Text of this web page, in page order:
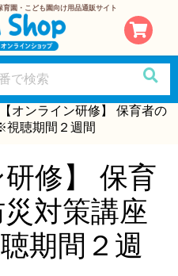
園・こども園向け用品通販サイト
【オンライン研修】 保育者の
視聴期間２週間
研修】 保育
対策講座
期間２週